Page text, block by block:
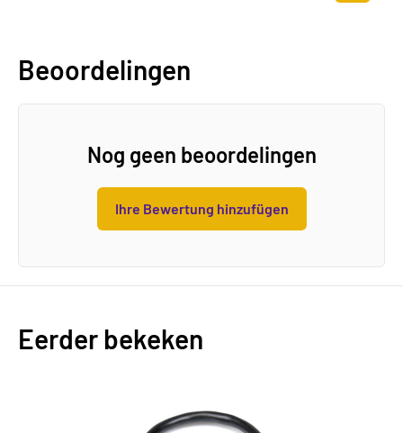
Zum
Beoordelingen
Nog geen beoordelingen
Ihre Bewertung hinzufügen
Eerder bekeken